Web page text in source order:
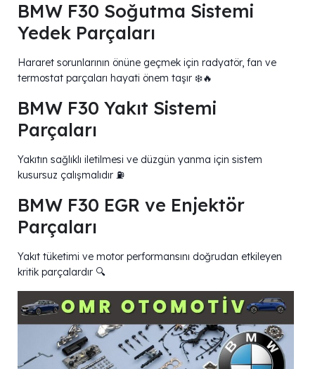
BMW F30 Soğutma Sistemi
Yedek Parçaları
Hararet sorunlarının önüne geçmek için radyatör, fan ve
termostat parçaları hayati önem taşır ❄️🔥
BMW F30 Yakıt Sistemi
Parçaları
Yakıtın sağlıklı iletilmesi ve düzgün yanma için sistem
kusursuz çalışmalıdır ⛽
BMW F30 EGR ve Enjektör
Parçaları
Yakıt tüketimi ve motor performansını doğrudan etkileyen
kritik parçalardır 🔍